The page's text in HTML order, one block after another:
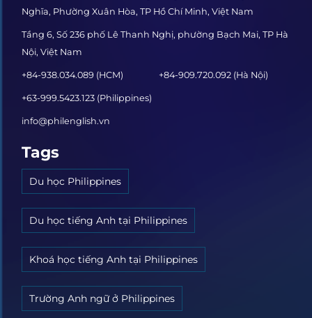
Nghĩa, Phường Xuân Hòa, TP Hồ Chí Minh, Việt Nam
Tầng 6, Số 236 phố Lê Thanh Nghị, phường Bạch Mai, TP Hà
Nội, Việt Nam
+84-938.034.089 (HCM) +84-909.720.092 (Hà Nội)
+63-999.5423.123 (Philippines)
info@philenglish.vn
Tags
Du học Philippines
Du học tiếng Anh tại Philippines
Khoá học tiếng Anh tại Philippines
Trường Anh ngữ ở Philippines